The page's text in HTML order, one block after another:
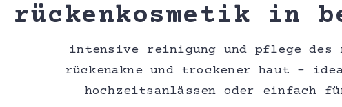
rückenkosmetik in
intensive reinigung und pflege des
rückenakne und trockener haut –
hochzeitsanlässen oder einfach